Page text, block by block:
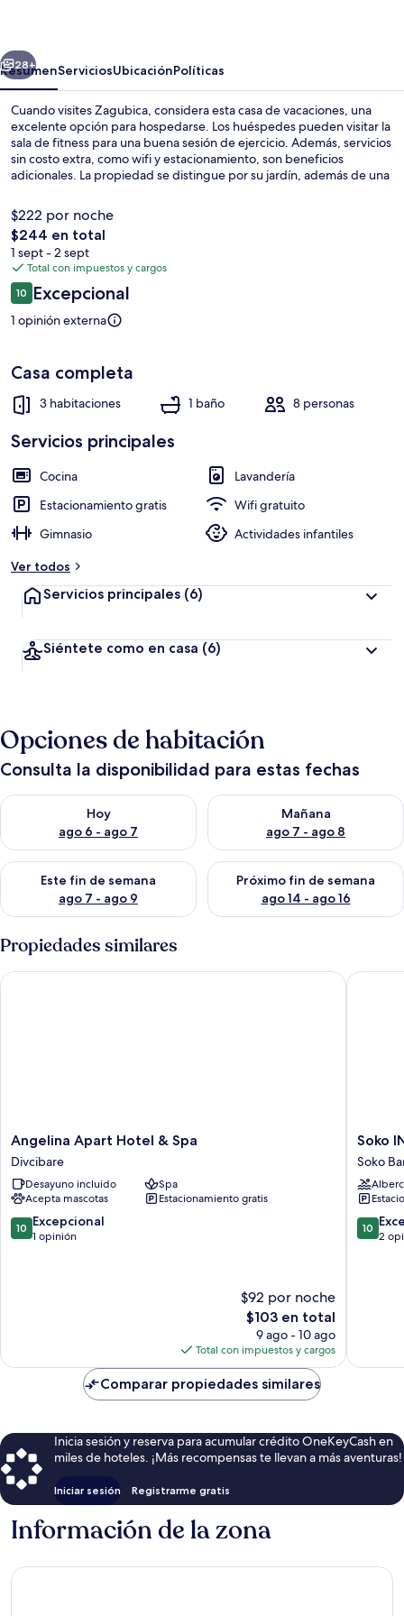
Siguiente
28+
ResumenServiciosUbicaciónPolíticas
Cuando visites Zagubica, considera esta casa de vacaciones, una
excelente opción para hospedarse. Los huéspedes pueden visitar la
sala de fitness para una buena sesión de ejercicio. Además, servicios
sin costo extra, como wifi y estacionamiento, son beneficios
adicionales. La propiedad se distingue por su jardín, además de una
$222 por noche
El
precio
total
es
de
$244
$244 en total
1 sept - 2 sept
Total con impuestos y cargos
Opiniones
1010 de 10,
Excepcional
1 opinión externa
Casa completa
3 habitaciones 1 baño 8 personas
Servicios principales
Cocina
Lavandería
Estacionamiento gratis
Wifi gratuito
Gimnasio
Actividades infantiles
Ver todos
Servicios principales (6)
Siéntete como en casa (6)
Opciones de habitación
Consulta la disponibilidad para estas fechas
Hoy
ago 6 - ago 7
Consulta la disponibilidad para hoy ago 6 - ago 7
Mañana
ago 7 - ago 8
Consulta la disponibilidad
Este fin de semana
ago 7 - ago 9
Consulta la disponibilidad para este fin de semana ago 7 -
Próximo fin de semana
ago 14 - ago 16
Consulta la disponibilidad
Propiedades similares
Angelina
Apart
Hotel
&
Spa
Divcibare
Angelina Apart Hotel & Spa
Divcibare
Desayuno incluido
Spa
Acepta mascotas
Estacionamiento gratis
10.0
de
10 Excepcional
1 opinión
$92 por noche
El
precio
actual
es
de
$103
$103 en total
9 ago - 10 ago
Total con impuestos y cargos
Angelina Apart Hotel & Spa
Soko
IN
Spa
Soko
Banja
Soko
Soko
10.0
de
10
2
Soko IN
Comparar propiedades similares
Inicia sesión y reserva para acumular crédito OneKeyCash en
miles de hoteles. ¡Más recompensas te llevan a más aventuras!
Iniciar sesión Registrarme gratis
Información de la zona